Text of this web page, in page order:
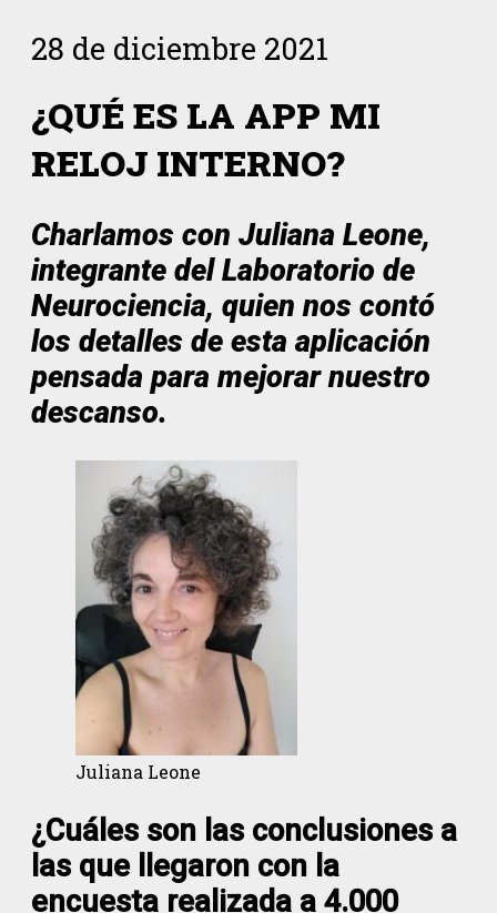
28 de diciembre 2021
¿QUÉ ES LA APP MI
RELOJ INTERNO?
Charlamos con Juliana Leone,
integrante del Laboratorio de
Neurociencia, quien nos contó
los detalles de esta aplicación
pensada para mejorar nuestro
descanso.
Juliana Leone
¿Cuáles son las conclusiones a
las que llegaron con la
encuesta realizada a 4.000